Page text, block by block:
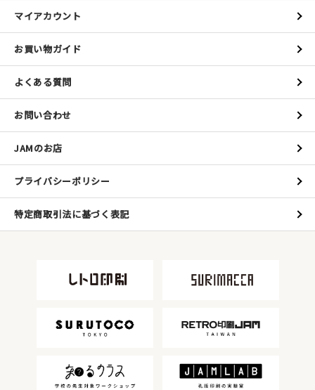
マイアカウント
お買い物ガイド
よくある質問
お問い合わせ
JAMのお店
プライバシーポリシー
特定商取引法に基づく表記